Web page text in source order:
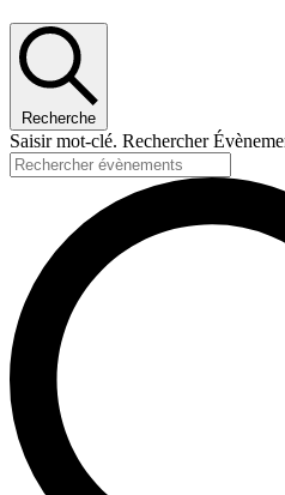
Recherche
Saisir mot-clé. Rechercher